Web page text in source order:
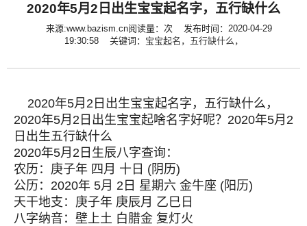
2020年5月2日出生宝宝起名字，五行缺什么
来源:www.bazism.cn阅读量： 次 发布时间：2020-04-29
19:30:58 关键词： 宝宝起名， 五行缺什么，
2020年5月2日出生宝宝起名字，五行缺什么，
2020年5月2日出生宝宝起啥名字好呢？2020年5月2
日出生五行缺什么
2020年5月2日生辰八字查询：
农历：庚子年 四月 十日 (阴历)
公历：2020年 5月 2日 星期六 金牛座 (阳历)
天干地支：庚子年 庚辰月 乙巳日
八字纳音：壁上土 白腊金 复灯火